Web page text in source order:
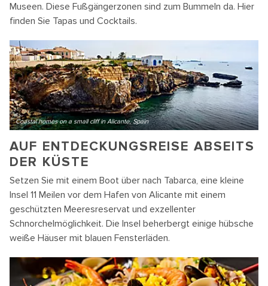
Museen. Diese Fußgängerzonen sind zum Bummeln da. Hier
finden Sie Tapas und Cocktails.
Coastal homes on a small cliff in Alicante, Spain
AUF ENTDECKUNGSREISE ABSEITS
DER KÜSTE
Setzen Sie mit einem Boot über nach Tabarca, eine kleine
Insel 11 Meilen vor dem Hafen von Alicante mit einem
geschützten Meeresreservat und exzellenter
Schnorchelmöglichkeit. Die Insel beherbergt einige hübsche
weiße Häuser mit blauen Fensterläden.